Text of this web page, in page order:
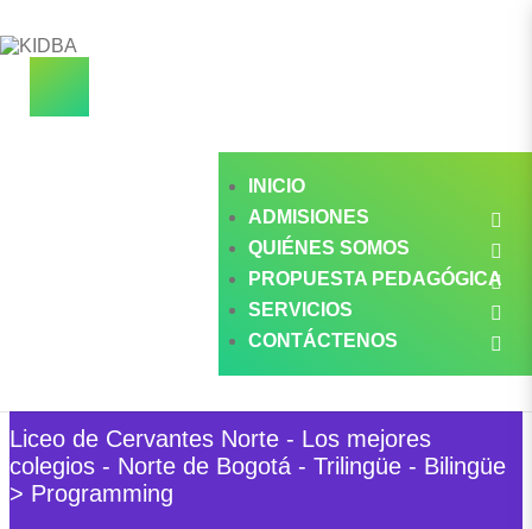
INICIO
ADMISIONES
QUIÉNES SOMOS
PROPUESTA PEDAGÓGICA
SERVICIOS
CONTÁCTENOS
Categoría: Programming
Liceo de Cervantes Norte - Los mejores
colegios - Norte de Bogotá - Trilingüe - Bilingüe
> Programming